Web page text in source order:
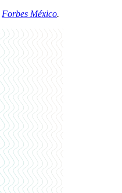
Forbes México.